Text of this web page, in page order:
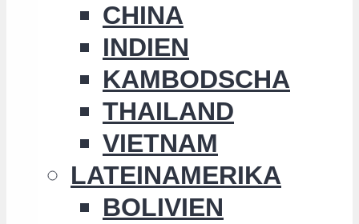
CHINA
INDIEN
KAMBODSCHA
THAILAND
VIETNAM
LATEINAMERIKA
BOLIVIEN